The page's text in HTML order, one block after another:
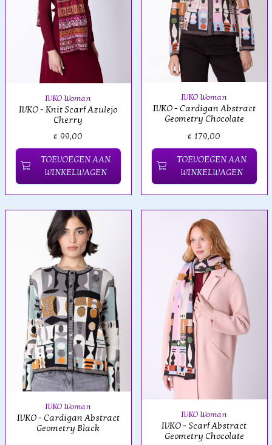
IVKO Woman
IVKO - Knit Scarf Azulejo
Cherry
€ 99,00
TOEVOEGEN AAN
WINKELWAGEN
IVKO Woman
IVKO - Cardigan Abstract
Geometry Chocolate
€ 179,00
TOEVOEGEN AAN
WINKELWAGEN
IVKO Woman
IVKO - Cardigan Abstract
Geometry Black
IVKO Woman
IVKO - Scarf Abstract
Geometry Chocolate